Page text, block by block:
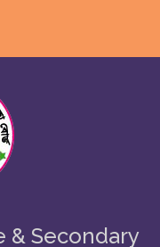
& Secondary